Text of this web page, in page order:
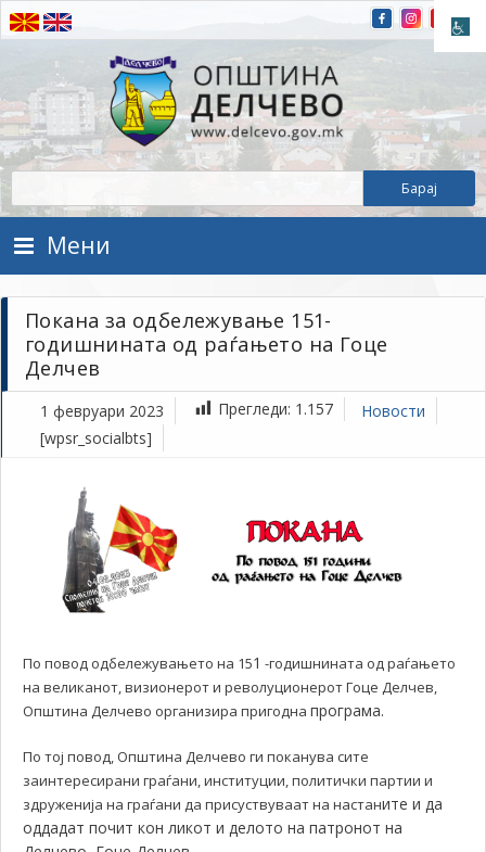
Прескокнете на содржината
Општина Делчево
Општина Делчево
Мени
Покана за одбележување 151-
годишнината од раѓањето на Гоце
Делчев
1 февруари 2023 Прегледи: 1.157
Новости
[wpsr_socialbts]
По повод одбележувањето на 151 -годишнината од раѓањето
на великанот, визионерот и револуционерот Гоце Делчев,
Општина Делчево организира пригодна програма.
По тој повод, Општина Делчево ги поканува сите
заинтересирани граѓани, институции, политички партии и
здруженија на граѓани да присуствуваат на настаните и да
оддадат почит кон ликот и делото на патронот на